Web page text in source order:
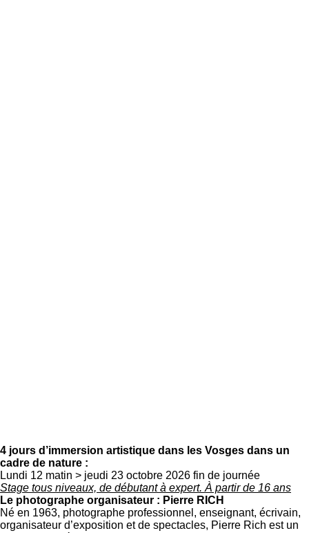
4 jours d’immersion artistique dans les Vosges dans un
cadre de nature :
Lundi 12 matin > jeudi 23 octobre 2026 fin de journée
Stage tous niveaux, de débutant à expert. À partir de 16 ans
Le photographe organisateur : Pierre RICH
Né en 1963, photographe professionnel, enseignant, écrivain,
organisateur d’exposition et de spectacles, Pierre Rich est un